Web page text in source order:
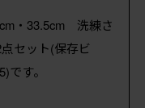
・33.5cm 洗練さ
セット(保存ビ
です。